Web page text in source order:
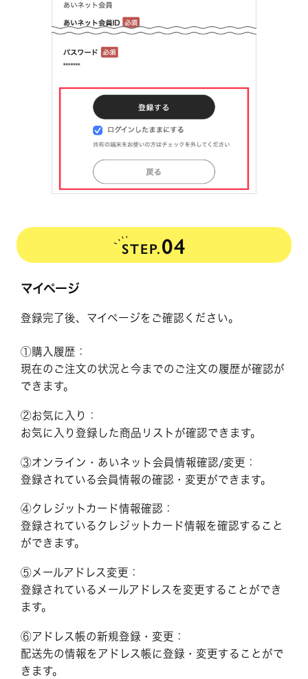
STEP.04
マイページ
登録完了後、マイページをご確認ください。
①購入履歴：
現在のご注文の状況と今までのご注文の履歴が確認が
できます。
②お気に入り：
お気に入り登録した商品リストが確認できます。
③オンライン・あいネット会員情報確認/変更：
登録されている会員情報の確認・変更ができます。
④クレジットカード情報確認：
登録されているクレジットカード情報を確認すること
ができます。
⑤メールアドレス変更：
登録されているメールアドレスを変更することができ
ます。
⑥アドレス帳の新規登録・変更：
配送先の情報をアドレス帳に登録・変更することがで
きます。